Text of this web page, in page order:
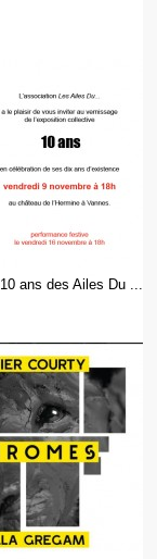
10 ans des Ailes Du ...